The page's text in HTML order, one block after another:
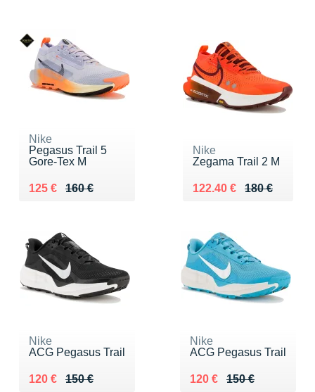
Nike
Pegasus Trail 5
Gore-Tex M
160 €
Au lieu de 160 €
125 €
Vendu 125 €
Nike
Zegama Trail 2 M
180 €
Au lieu de 180 €
122.40 €
Vendu 122.40 €
Nike
ACG Pegasus Trail
150 €
Au lieu de 150 €
120 €
Vendu 120 €
Nike
ACG Pegasus Trail
150 €
Au lieu de 150 €
120 €
Vendu 120 €